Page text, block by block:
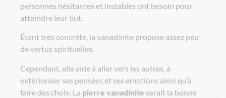
personnes hésitantes et instables ont besoin pour
atteindre leur but.
Étant très concrète, la vanadinite propose assez peu
de vertus spirituelles.
Cependant, elle aide à aller vers les autres, à
extérioriser ses pensées et ses émotions ainsi qu’à
faire des choix. La pierre vanadinite serait la bonne